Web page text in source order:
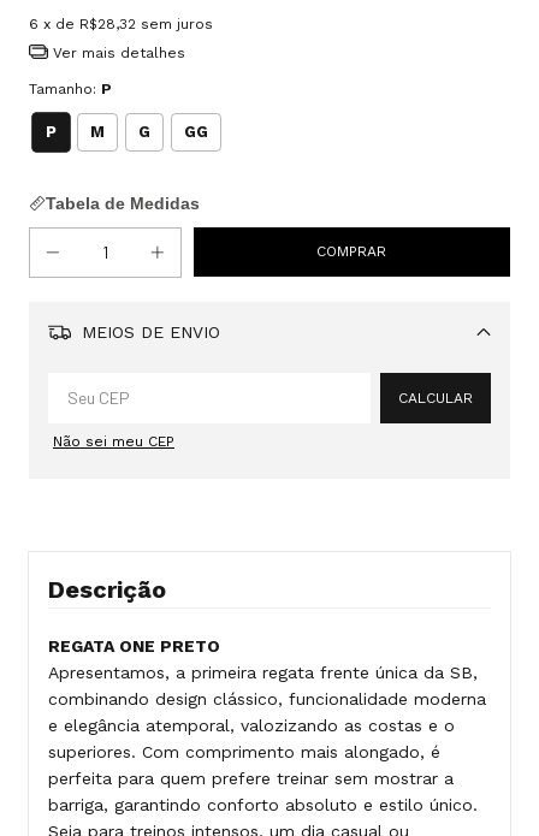
6 x de R$28,32 sem juros
Ver mais detalhes
Tamanho: P
P M G GG
Tabela de Medidas
MEIOS DE ENVIO
Alterar CEP
CALCULAR
Não sei meu CEP
Descrição
REGATA ONE PRETO
Apresentamos, a primeira regata frente única da SB,
combinando design clássico, funcionalidade moderna
e elegância atemporal, valozizando as costas e o
superiores. Com comprimento mais alongado, é
perfeita para quem prefere treinar sem mostrar a
barriga, garantindo conforto absoluto e estilo único.
Seja para treinos intensos, um dia casual ou